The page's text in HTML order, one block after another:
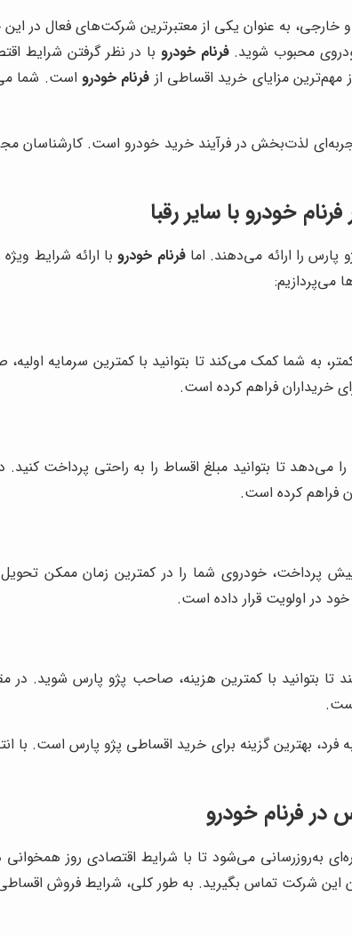
خارجی، به عنوان یکی از معتبرترین شرکت‌های فعال در
محبوب شوید.فرنام خودرو با در نظر گرفتن شرایط
مهم‌ترین مزایای خرید اقساطی از فرنام خودرو است. شما
لذت‌بخش در فرآیند خرید خودرو است. کارشناسان
خودرو با سایر رقبا
را ارائه می‌دهند. امافرنام خودروبا ارائه شرایط
می‌پردازیم:
به شما کمک می‌کند تا بتوانید با کمترین سرمایه
خریداران فراهم کرده است.
می‌دهد تا بتوانید مبلغ اقساط را به راحتی پرداخت کنید.
فراهم کرده است.
پرداخت، خودروی شما را در کمترین زمان ممکن
در اولویت قرار داده است.
تا بتوانید با کمترین هزینه، صاحب پژو پارس شوید.
فرد، بهترین گزینه برای خرید اقساطی پژو پارس است. با
فرنام خودرو
به‌روزرسانی می‌شود تا با شرایط اقتصادی روز
این شرکت تماس بگیرید. به طور کلی، شرایط فروش